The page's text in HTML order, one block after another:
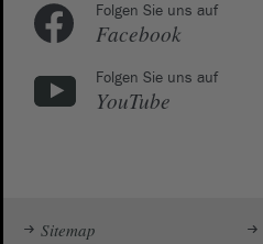
Folgen Sie uns auf
Facebook
Folgen Sie uns auf
YouTube
Sitemap